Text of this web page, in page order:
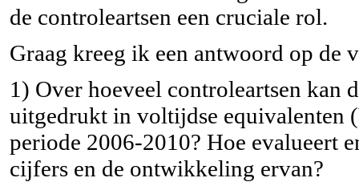
de controleartsen een cruciale rol.
Graag kreeg ik een antwoord op de
1) Over hoeveel controleartsen kan
uitgedrukt in voltijdse equivalenten
periode 2006-2010? Hoe evalueert
cijfers en de ontwikkeling ervan?